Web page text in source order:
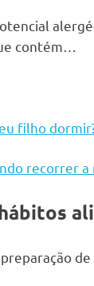
contém…
filho
recorrer